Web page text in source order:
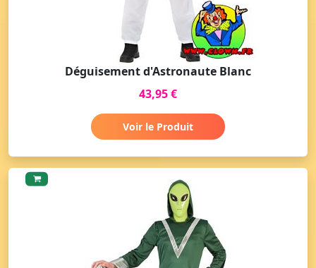
Déguisement d'Astronaute Blanc
43,95 €
Voir le Produit